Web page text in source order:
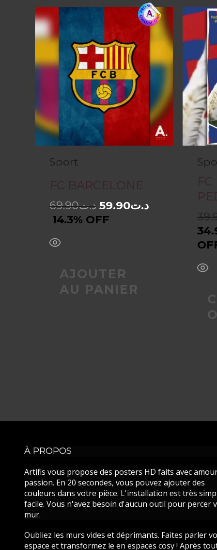
Sport
FC BARCELONE
د.ت69.90 د.ت59.90
14.3% OFF
AJOUTER
AU PANIER
FC
À PROPOS
Artifis vous propose des posters HD faits avec
passion. En 20 secondes, vous pouvez ajouter des
couleurs dans votre pièce. L'installation est très
facile. Vous n'avez besoin d'aucun outil pour percer
mur.
Oubliez les murs vides et déprimants. Faites parler
espace et transformez le en espaces cosy ! Après